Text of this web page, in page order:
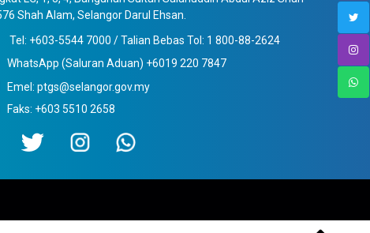
Shah Alam, Selangor Darul Ehsan.
Tel: +603-5544 7000 / Talian Bebas Tol: 1 800-88-2624
WhatsApp (Saluran Aduan) +6019 220 7847
Emel: ptgs@selangor.gov.my
Faks: +603 5510 2658